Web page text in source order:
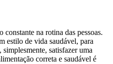
na rotina das pessoas.
estilo de vida saudável, para
satisfazer uma
correta e saudável é